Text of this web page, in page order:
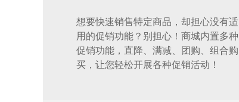
想要快速销售特定商品，却担心没有适
用的促销功能？别担心！商城内置多种
促销功能，直降、满减、团购、组合购
买，让您轻松开展各种促销活动！